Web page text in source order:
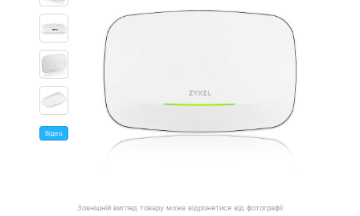
Відео
Зовнішній вигляд товару може відрізнятися від фотографії